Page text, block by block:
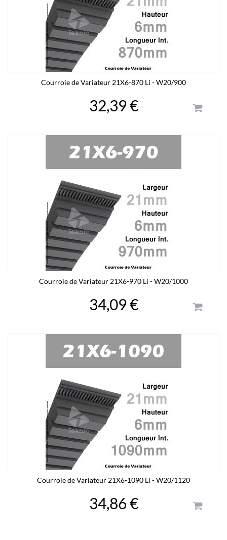
Courroie de Variateur 21X6-870 Li - W20/900
32,39 €
Courroie de Variateur 21X6-970 Li - W20/1000
34,09 €
Courroie de Variateur 21X6-1090 Li - W20/1120
34,86 €